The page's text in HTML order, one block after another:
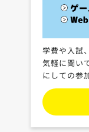
学費や入試
気軽に聞い
にしての参